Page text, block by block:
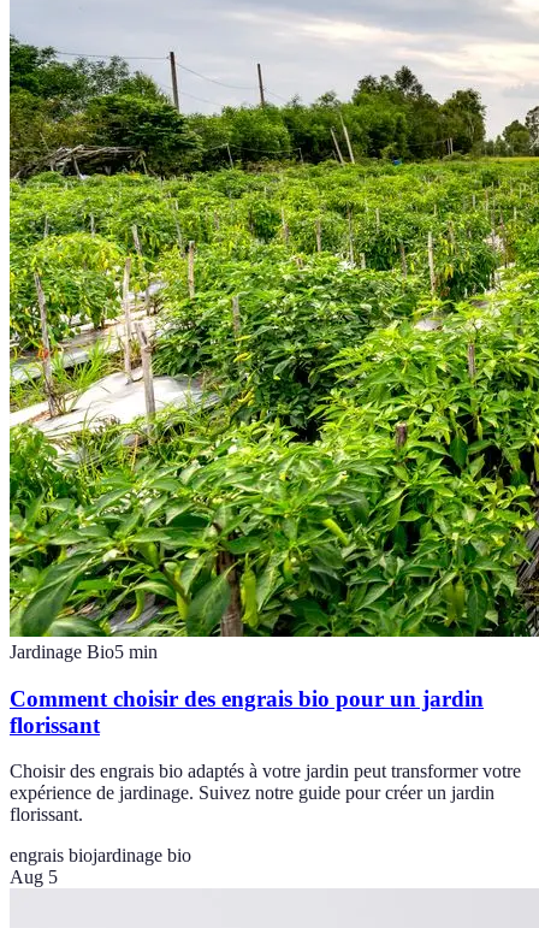
Jardinage Bio5 min
Comment choisir des engrais bio pour un jardin
florissant
Choisir des engrais bio adaptés à votre jardin peut transformer votre
expérience de jardinage. Suivez notre guide pour créer un jardin
florissant.
engrais biojardinage bio
Aug 5